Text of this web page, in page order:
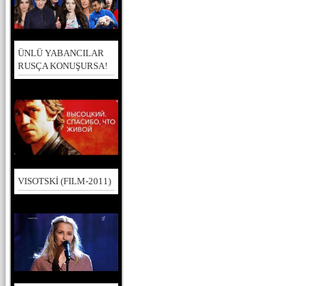
ÜNLÜ YABANCILAR
RUSÇA KONUŞURSA!
VISOTSKİ (FILM-2011)